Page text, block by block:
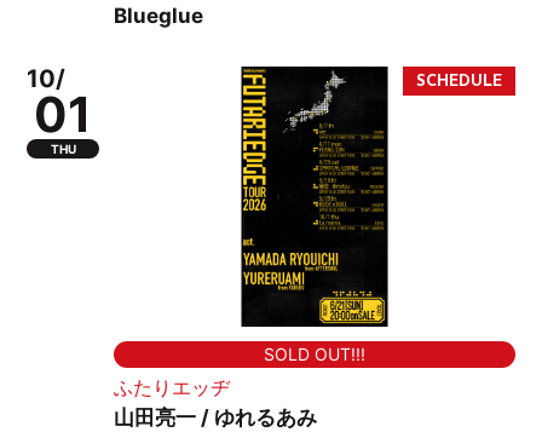
Blueglue
10/
01
THU
SOLD OUT!!!
ふたりエッヂ
山田亮一 / ゆれるあみ